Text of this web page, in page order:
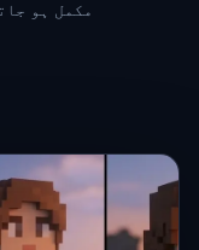
مکمل ہو